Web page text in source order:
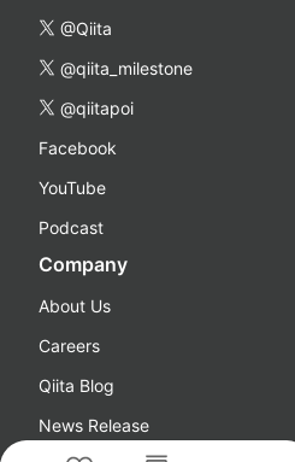
@Qiita
@qiita_milestone
@qiitapoi
Facebook
YouTube
Podcast
Company
About Us
Careers
Qiita Blog
News Release